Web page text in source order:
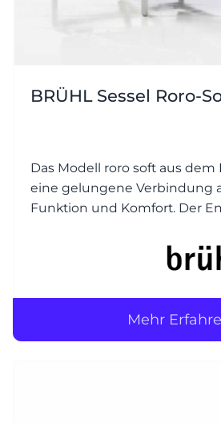
BRÜHL Sessel Roro-
Das Modell roro soft aus dem
eine gelungene Verbindung
Funktion und Komfort. Der
um eine weichere,
ergänzt – daher der Zusatz
Mehr